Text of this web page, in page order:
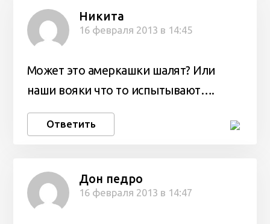
Никита
16 февраля 2013 в 14:45
Может это амеркашки шалят? Или
наши вояки что то испытывают….
Ответить
Дон педро
16 февраля 2013 в 14:47